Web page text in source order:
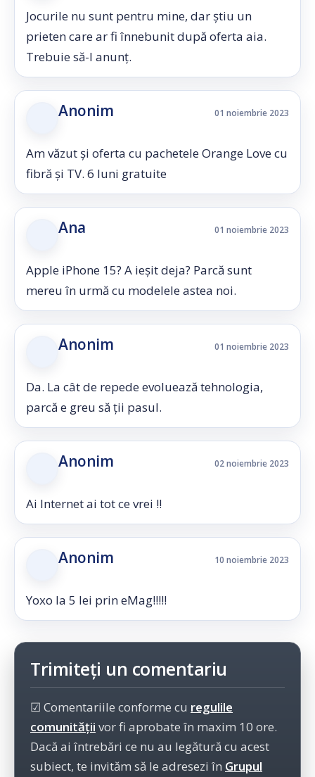
Jocurile nu sunt pentru mine, dar știu un
prieten care ar fi înnebunit după oferta aia.
Trebuie să-l anunț.
Anonim 01 noiembrie 2023
Am văzut și oferta cu pachetele Orange Love cu
fibră și TV. 6 luni gratuite
Ana 01 noiembrie 2023
Apple iPhone 15? A ieșit deja? Parcă sunt
mereu în urmă cu modelele astea noi.
Anonim 01 noiembrie 2023
Da. La cât de repede evoluează tehnologia,
parcă e greu să ții pasul.
Anonim 02 noiembrie 2023
Ai Internet ai tot ce vrei !!
Anonim 10 noiembrie 2023
Yoxo la 5 lei prin eMag!!!!!
Trimiteți un comentariu
☑ Comentariile conforme cu regulile
comunității vor fi aprobate în maxim 10 ore.
Dacă ai întrebări ce nu au legătură cu acest
subiect, te invităm să le adresezi în Grupul